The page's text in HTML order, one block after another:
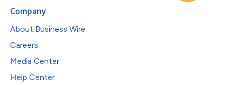
Company
About Business Wire
Careers
Media Center
Help Center